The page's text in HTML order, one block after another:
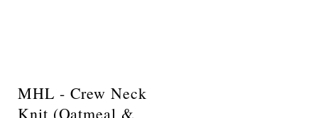
MHL - Crew Neck
Knit (Oatmeal &